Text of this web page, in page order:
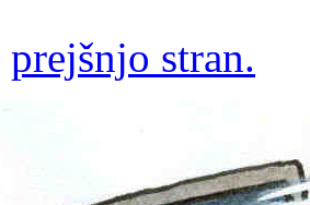
prejšnjo stran.